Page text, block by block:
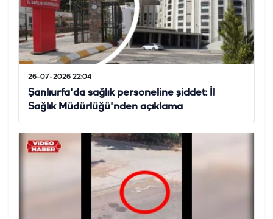
26-07-2026 22:04
Şanlıurfa'da sağlık personeline şiddet: İl
Sağlık Müdürlüğü'nden açıklama